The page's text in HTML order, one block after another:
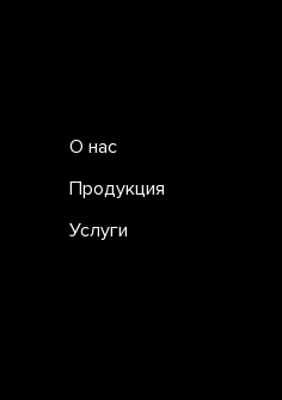
О нас
Продукция
Услуги